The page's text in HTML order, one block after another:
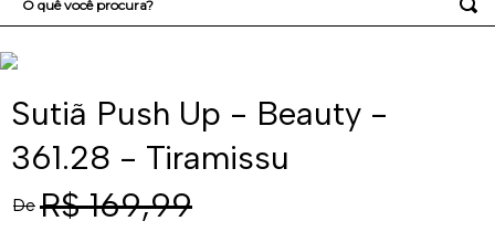
Sutiã Push Up - Beauty -
361.28 - Tiramissu
De R$ 169,99
3º renda
4º tecno